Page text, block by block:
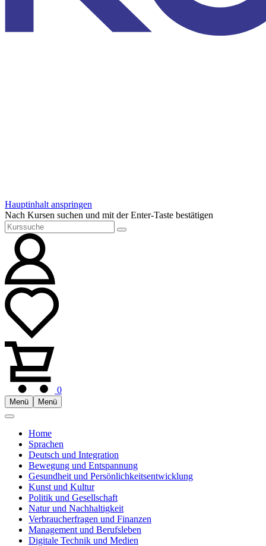
Hauptinhalt anspringen
Nach Kursen suchen und mit der Enter-Taste bestätigen
0
Menü Menü
Home
Sprachen
Deutsch und Integration
Bewegung und Entspannung
Gesundheit und Persönlichkeitsentwicklung
Kunst und Kultur
Politik und Gesellschaft
Natur und Nachhaltigkeit
Verbraucherfragen und Finanzen
Management und Berufsleben
Digitale Technik und Medien